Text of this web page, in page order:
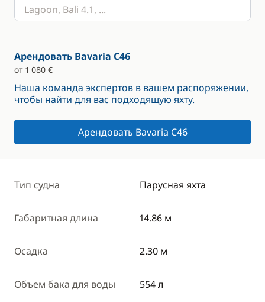
Арендовать Bavaria C46
от 1 080 €
Наша команда экспертов в вашем распоряжении,
чтобы найти для вас подходящую яхту.
Арендовать Bavaria C46
Тип судна Парусная яхта
Габаритная длина 14.86 м
Осадка 2.30 м
Объем бака для воды 554 л